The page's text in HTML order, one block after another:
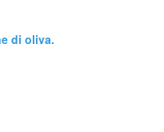
di oliva.